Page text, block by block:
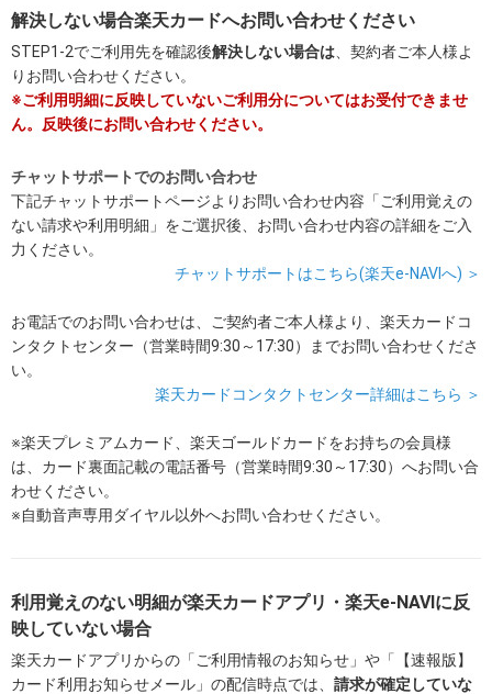
解決しない場合楽天カードへお問い合わせください
STEP1-2でご利用先を確認後解決しない場合は 、契約者ご本人様よ
りお問い合わせください。
※ご利用明細に反映していないご利用分についてはお受付できませ
ん。反映後にお問い合わせください。
チャットサポートでのお問い合わせ
下記チャットサポートページよりお問い合わせ内容「ご利用覚えの
ない請求や利用明細」をご選択後、お問い合わせ内容の詳細をご入
力ください。
チャットサポートはこちら(楽天e-NAVIへ) ＞
お電話でのお問い合わせは、ご契約者ご本人様より、楽天カードコ
ンタクトセンター（営業時間9:30～17:30）までお問い合わせくださ
い。
楽天カードコンタクトセンター詳細はこちら ＞
※楽天プレミアムカード、楽天ゴールドカードをお持ちの会員様
は、カード裏面記載の電話番号（営業時間9:30～17:30）へお問い合
わせください。
※自動音声専用ダイヤル以外へお問い合わせください。
利用覚えのない明細が楽天カードアプリ・楽天e-NAVIに反
映していない場合
楽天カードアプリからの「ご利用情報のお知らせ」や「【速報版】
カード利用お知らせメール」の配信時点では、 請求が確定していな